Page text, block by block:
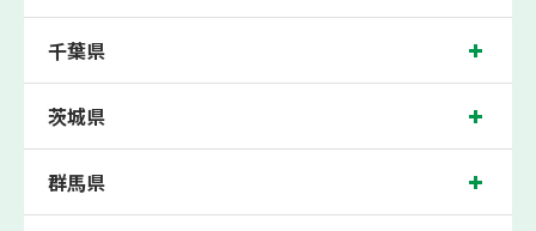
千葉県
茨城県
群馬県